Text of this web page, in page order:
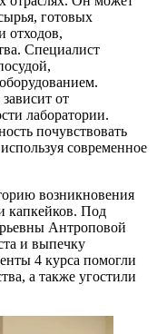
готовых
отходов,
Специалист
от
лаборатории.
почувствовать
современное
возникновения
капкейков. Под
Антроповой
и выпечку
4 курса помогли
а также угостили